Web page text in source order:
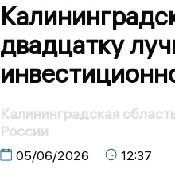
двадцатку
Калининградская
России
05/06/2026 12:37